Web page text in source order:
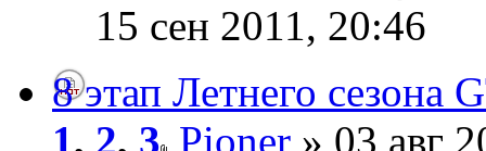
15 сен 2011, 20:46
8 этап Летнего сезона
1, 2, 3 Pioner » 03 авг